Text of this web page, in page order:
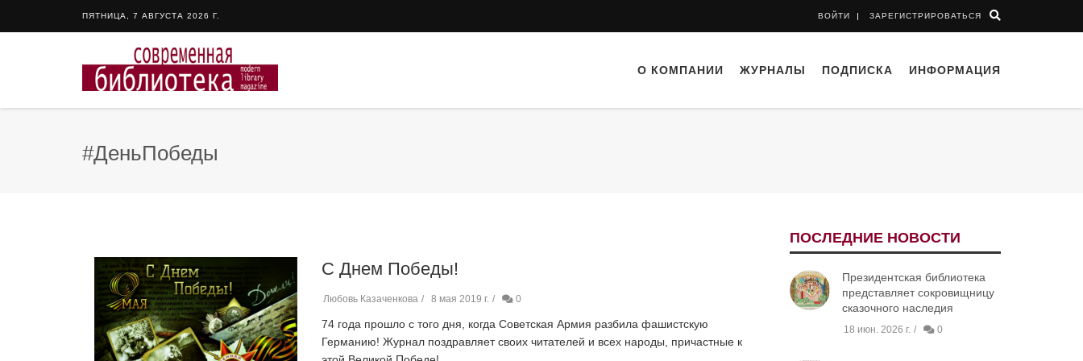
ПЯТНИЦА, 7 АВГУСТА 2026 Г. ВОЙТИ ЗАРЕГИСТРИРОВАТЬСЯ
О КОМПАНИИ ЖУРНАЛЫ ПОДПИСКА ИНФОРМАЦИЯ
#ДеньПобеды
С Днем Победы!
Любовь Казаченкова 8 мая 2019 г. 0
74 года прошло с того дня, когда Советская Армия разбила фашистскую
Германию! Журнал поздравляет своих читателей и всех народы, причастные к
ПОСЛЕДНИЕ НОВОСТИ
Президентская библиотека
представляет сокровищницу
сказочного наследия
18 июн. 2026 г. 0